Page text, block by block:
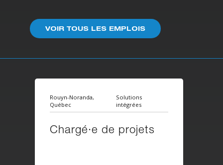
VOIR TOUS LES EMPLOIS
Rouyn-Noranda,
Québec
Solutions
intégrées
Chargé·e de projets